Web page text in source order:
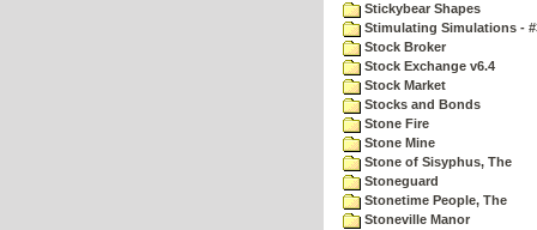
Stickybear Shapes
Stimulating Simulations -
Stock Broker
Stock Exchange v6.4
Stock Market
Stocks and Bonds
Stone Fire
Stone Mine
Stone of Sisyphus, The
Stoneguard
Stonetime People, The
Stoneville Manor